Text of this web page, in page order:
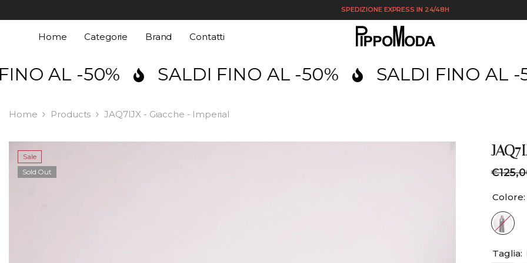
SPEDIZIONE EXPRESS IN 24/48H
Home Categorie Brand Contatti
-50% SALDI FINO AL -50% SALDI FINO AL -50%
Home Products JAQ7IJX - Giacche - Imperial
Sale
Sold Out
Colore:
Taglia: